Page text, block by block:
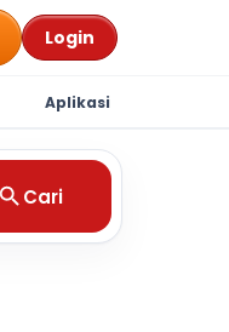
Login
Aplikasi
Cari